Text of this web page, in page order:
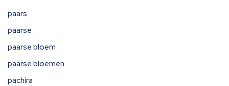
paars
paarse
paarse bloem
paarse bloemen
pachira